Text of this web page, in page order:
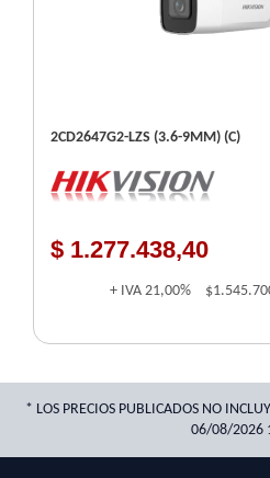
2CD2647G2-LZS (3.6-9MM) (C)
$ 1.277.438,40
+ IVA 21,00%
* LOS PRECIOS PUBLICADOS NO
06/08/2026